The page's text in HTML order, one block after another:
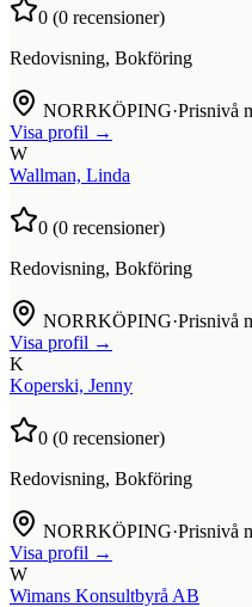
0 (0 recensioner)
Redovisning, Bokföring
NORRKÖPING·Prisnivå
Visa profil →
W
Wallman, Linda
0 (0 recensioner)
Redovisning, Bokföring
NORRKÖPING·Prisnivå
Visa profil →
K
Koperski, Jenny
0 (0 recensioner)
Redovisning, Bokföring
NORRKÖPING·Prisnivå
Visa profil →
W
Wimans Konsultbyrå AB